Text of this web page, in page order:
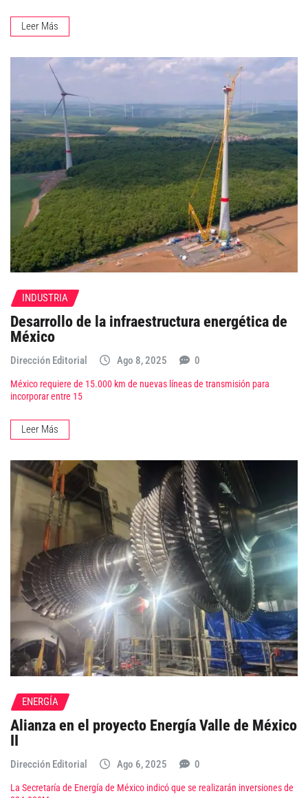
Leer Más
INDUSTRIA
Desarrollo de la infraestructura energética de
México
Dirección Editorial Ago 8, 2025 0
México requiere de 15.000 km de nuevas líneas de transmisión para
incorporar entre 15
Leer Más
ENERGÍA
Alianza en el proyecto Energía Valle de México
II
Dirección Editorial Ago 6, 2025 0
La Secretaría de Energía de México indicó que se realizarán inversiones de